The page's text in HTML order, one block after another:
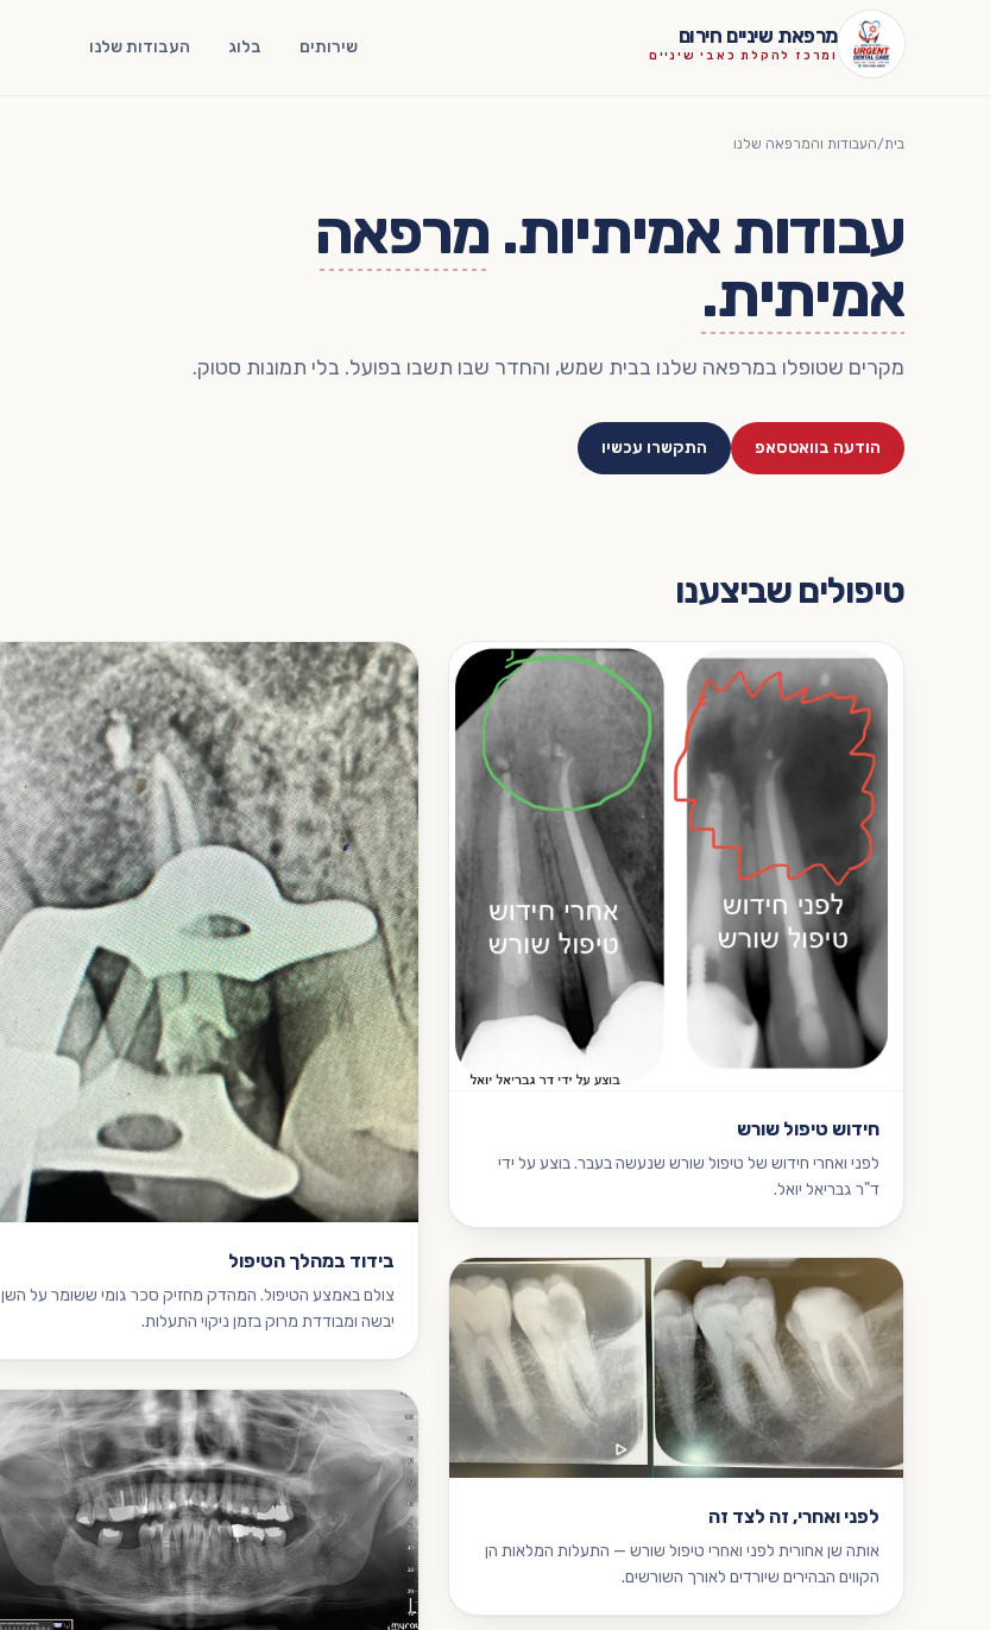
מרפאת שיניים חירום
ומרכז להקלת כאבי שיניים שירותים בלוג העבודות שלנו
בית/העבודות והמרפאה שלנו
עבודות אמיתיות. מרפאה
אמיתית.
מקרים שטופלו במרפאה שלנו בבית שמש, והחדר שבו תשבו בפועל. בלי תמונות סטוק.
הודעה בוואטסאפ התקשרו עכשיו
טיפולים שביצענו
חידוש טיפול שורש
לפני ואחרי חידוש של טיפול שורש שנעשה בעבר. בוצע על ידי
ד"ר גבריאל יואל.
לפני ואחרי, זה לצד זה
אותה שן אחורית לפני ואחרי טיפול שורש — התעלות המלאות הן
הקווים הבהירים שיורדים לאורך השורשים.
בידוד במהלך הטיפול
צולם באמצע הטיפול. המהדק מחזיק סכר גומי ששומר על השן
יבשה ומבודדת מרוק בזמן ניקוי התעלות.